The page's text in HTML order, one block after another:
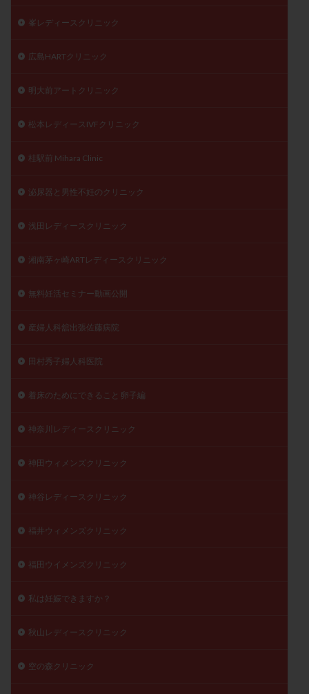
峯レディースクリニック
広島HARTクリニック
明大前アートクリニック
松本レディースIVFクリニック
桂駅前 Mihara Clinic
泌尿器と男性不妊のクリニック
浅田レディースクリニック
湘南茅ヶ崎ARTレディースクリニック
無料妊活セミナー動画公開
産婦人科舘出張佐藤病院
田村秀子婦人科医院
着床のためにできること 卵子編
神奈川レディースクリニック
神田ウィメンズクリニック
神谷レディースクリニック
福井ウィメンズクリニック
福田ウイメンズクリニック
私は妊娠できますか？
秋山レディースクリニック
空の森クリニック